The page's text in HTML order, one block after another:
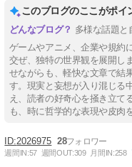
このブログのここがポイ
多様な話題と
ゲームやアニメ、企業や規約
交ぜ、独特の世界観を展開し
せながらも、軽快な文章で結
す。現実と妄想が入り混じる
え、読者の好奇心を掻き立て
も、時に哲学的な表現や皮肉
2026975 28
週間IN:57 週間OUT:309 月間IN:258